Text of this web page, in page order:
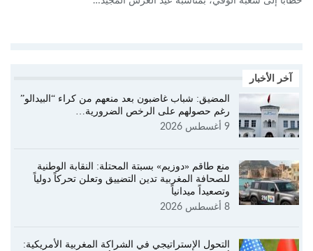
آخر الأخبار
المضيق: شباب غاضبون بعد منعهم من كراء “البيدالو”
رغم حصولهم على الرخص الضرورية…
9 أغسطس 2026
منع طاقم «دوزيم» بسبتة المحتلة: النقابة الوطنية
للصحافة المغربية تدين التضييق وتعلن تحركاً دولياً
وتصعيداً ميدانياً
8 أغسطس 2026
التحول الإستراتيجي في الشراكة المغربية الأمريكية: